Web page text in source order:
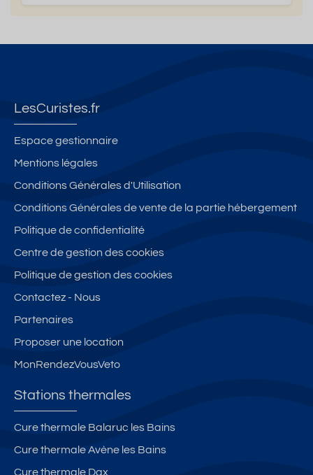
LesCuristes.fr
Espace gestionnaire
Mentions légales
Conditions Générales d'Utilisation
Conditions Générales de vente de la partie hébergement
Politique de confidentialité
Centre de gestion des cookies
Politique de gestion des cookies
Contactez - Nous
Partenaires
Proposer une location
MonRendezVousVeto
Stations thermales
Cure thermale Balaruc les Bains
Cure thermale Avène les Bains
Cure thermale Dax